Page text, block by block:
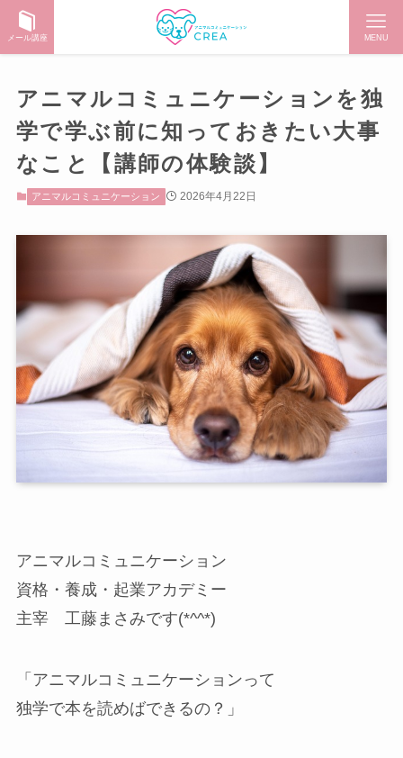
メール講座 MENU
アニマルコミュニケーションを独
学で学ぶ前に知っておきたい大事
なこと【講師の体験談】
アニマルコミュニケーション 2026年4月22日
アニマルコミュニケーション
資格・養成・起業アカデミー
主宰 工藤まさみです(*^^*)
「アニマルコミュニケーションって
独学で本を読めばできるの？」